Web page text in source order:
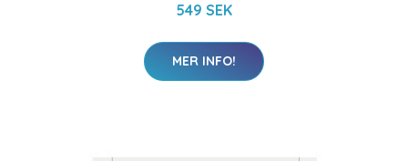
549 SEK
MER INFO!